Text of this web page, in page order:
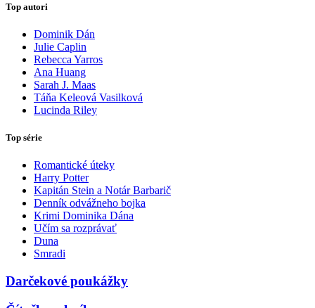
Top autori
Dominik Dán
Julie Caplin
Rebecca Yarros
Ana Huang
Sarah J. Maas
Táňa Keleová Vasilková
Lucinda Riley
Top série
Romantické úteky
Harry Potter
Kapitán Stein a Notár Barbarič
Denník odvážneho bojka
Krimi Dominika Dána
Učím sa rozprávať
Duna
Smradi
Darčekové poukážky